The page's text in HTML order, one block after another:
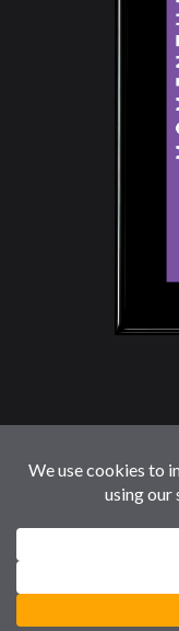
© 2026